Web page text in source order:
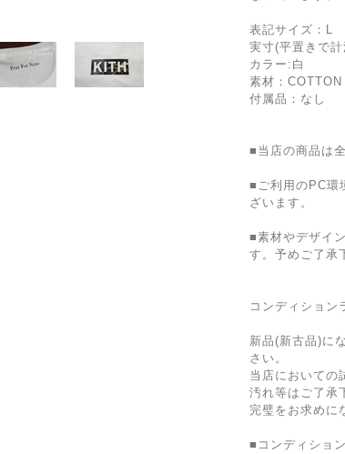
表記サイズ：L
実寸(平置きで
カラー:白
素材：COTTON
付属品：なし
■当店の商品は
■ご利用のPC環
ざいます。
■素材やデザイ
す。予めご了承
コンディション
新品(新古品)に
さい。
当店においての
汚れ等はご了承
完璧をお求めに
■コンディショ